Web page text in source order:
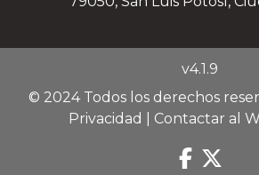
v4.1.9
© 2024 Todos los derechos
Privacidad
Contactar al